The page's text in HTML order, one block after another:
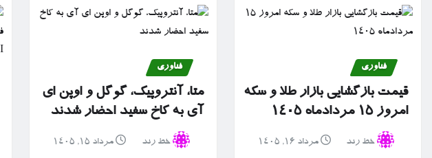
فناوری
قیمت بازگشایی بازار طلا و سکه
امروز ۱۵ مردادماه ۱۴۰۵
خط رند مرداد ۱۶, ۱۴۰۵
فناوری
متا، آنتروپیک، گوگل و اوپن ای
آی به کاخ سفید احضار شدند
خط رند مرداد ۱۵, ۱۴۰۵